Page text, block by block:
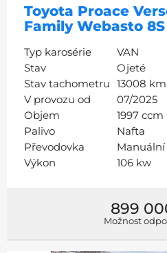
Toyota Proace
Family Webasto 8S
Typ karosérie
VAN
Stav
Ojeté
Stav tachometru 13008 km
V provozu od
07/2025
Objem
1997 ccm
Palivo
Nafta
Převodovka
Manuální
Výkon
106 kw
899
Možnost